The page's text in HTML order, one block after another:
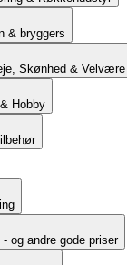
& bryggers
Skønhed & Velvære
Hobby
og andre gode priser